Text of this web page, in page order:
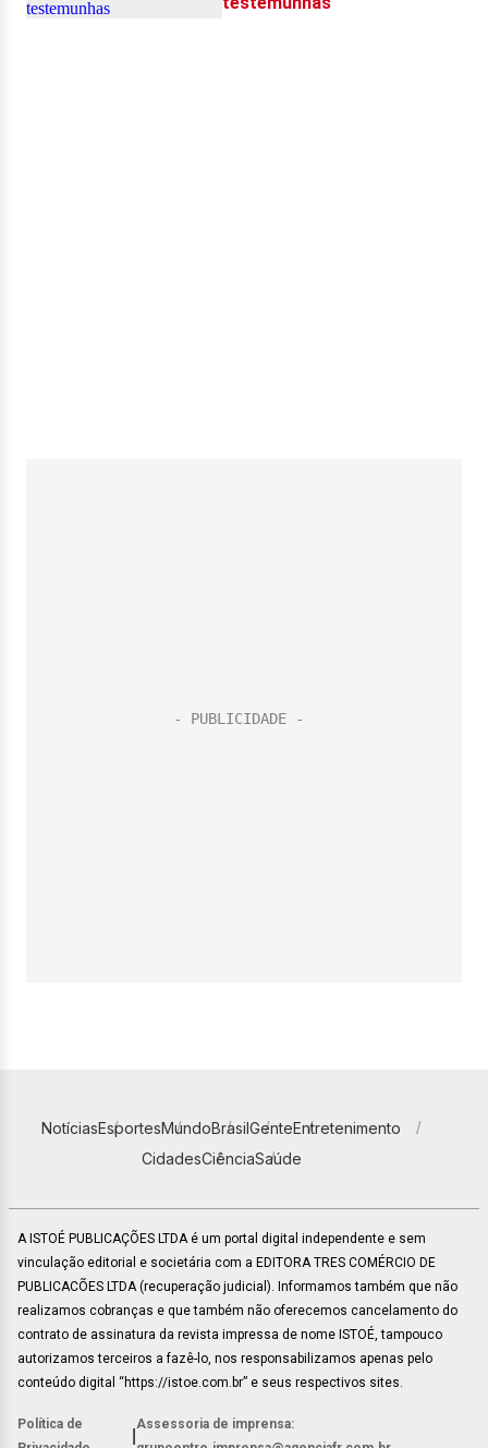
NotíciasEsportesMundoBrasilGenteEntretenimento
CidadesCiênciaSaúde
A ISTOÉ PUBLICAÇÕES LTDA é um portal digital independente e sem
vinculação editorial e societária com a EDITORA TRES COMÉRCIO DE
PUBLICACÕES LTDA (recuperação judicial). Informamos também que não
realizamos cobranças e que também não oferecemos cancelamento do
contrato de assinatura da revista impressa de nome ISTOÉ, tampouco
autorizamos terceiros a fazê-lo, nos responsabilizamos apenas pelo
conteúdo digital “https://istoe.com.br” e seus respectivos sites.
Política de
Assessoria de imprensa: